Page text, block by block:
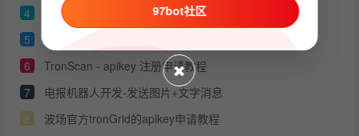
4
telegram会员自动开通api分享
5
6
TronScan - apikey 注册申请教程
7
电报机器人开发-发送图片+文字消息
8
波场官方tronGrid的apikey申请教程
97bot社区